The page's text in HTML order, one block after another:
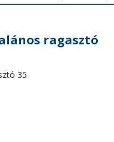
ragasztó